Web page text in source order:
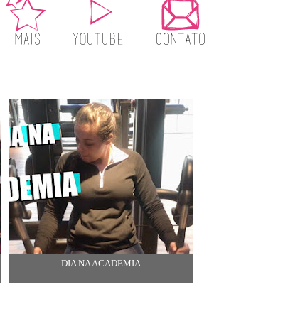
DIA NA ACADEMIA